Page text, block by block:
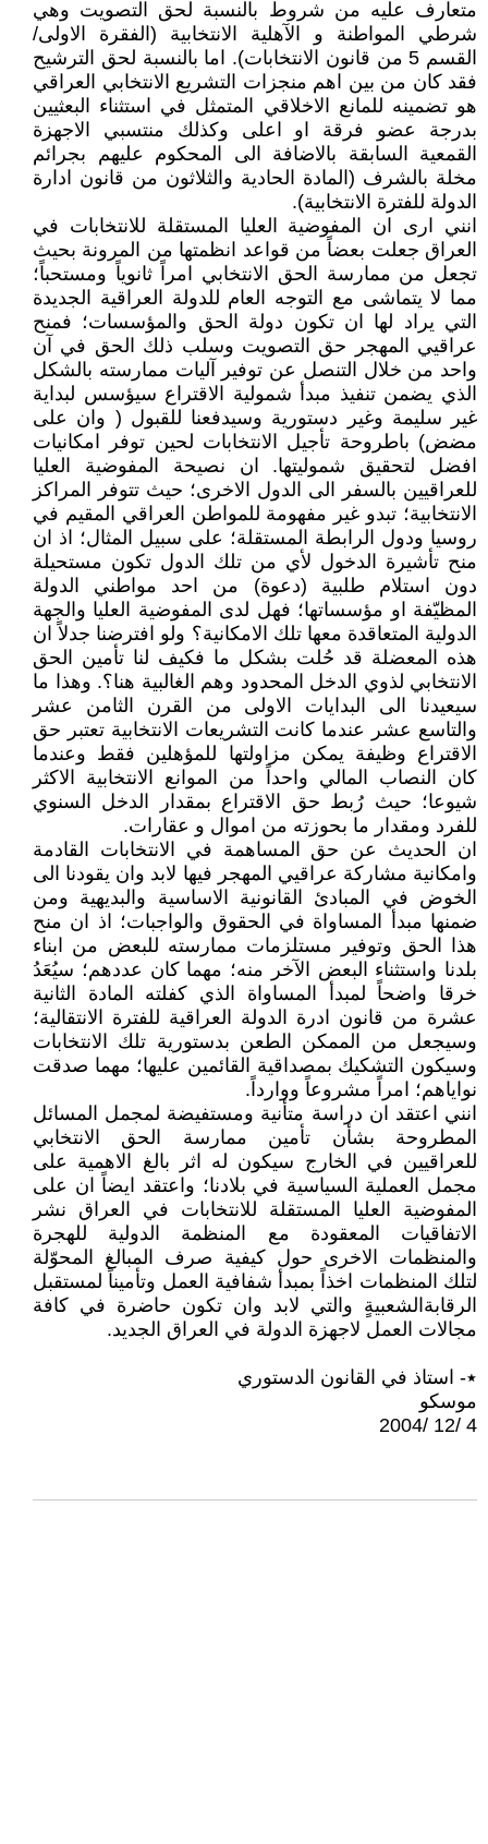
متعارف عليه من شروط بالنسبة لحق التصويت وهي
شرطي المواطنة و الآهلية الانتخابية (الفقرة الاولى/
القسم 5 من قانون الانتخابات). اما بالنسبة لحق الترشيح
فقد كان من بين اهم منجزات التشريع الانتخابي العراقي
هو تضمينه للمانع الاخلاقي المتمثل في استثناء البعثيين
بدرجة عضو فرقة او اعلى وكذلك منتسبي الاجهزة
القمعية السابقة بالاضافة الى المحكوم عليهم بجرائم
مخلة بالشرف (المادة الحادية والثلاثون من قانون ادارة
الدولة للفترة الانتخابية).
انني ارى ان المفوضية العليا المستقلة للانتخابات في
العراق جعلت بعضاً من قواعد انظمتها من المرونة بحيث
تجعل من ممارسة الحق الانتخابي امراً ثانوياً ومستحباً؛
مما لا يتماشى مع التوجه العام للدولة العراقية الجديدة
التي يراد لها ان تكون دولة الحق والمؤسسات؛ فمنح
عراقيي المهجر حق التصويت وسلب ذلك الحق في آن
واحد من خلال التنصل عن توفير آليات ممارسته بالشكل
الذي يضمن تنفيذ مبدأ شمولية الاقتراع سيؤسس لبداية
غير سليمة وغير دستورية وسيدفعنا للقبول ( وان على
مضض) باطروحة تأجيل الانتخابات لحين توفر امكانيات
افضل لتحقيق شموليتها. ان نصيحة المفوضية العليا
للعراقيين بالسفر الى الدول الاخرى؛ حيث تتوفر المراكز
الانتخابية؛ تبدو غير مفهومة للمواطن العراقي المقيم في
روسيا ودول الرابطة المستقلة؛ على سبيل المثال؛ اذ ان
منح تأشيرة الدخول لأي من تلك الدول تكون مستحيلة
دون استلام طلبية (دعوة) من احد مواطني الدولة
المظيّفة او مؤسساتها؛ فهل لدى المفوضية العليا والجهة
الدولية المتعاقدة معها تلك الامكانية؟ ولو افترضنا جدلاً ان
هذه المعضلة قد حُلت بشكل ما فكيف لنا تأمين الحق
الانتخابي لذوي الدخل المحدود وهم الغالبية هنا؟. وهذا ما
سيعيدنا الى البدايات الاولى من القرن الثامن عشر
والتاسع عشر عندما كانت التشريعات الانتخابية تعتبر حق
الاقتراع وظيفة يمكن مزاولتها للمؤهلين فقط وعندما
كان النصاب المالي واحداً من الموانع الانتخابية الاكثر
شيوعا؛ حيث رُبط حق الاقتراع بمقدار الدخل السنوي
للفرد ومقدار ما بحوزته من اموال و عقارات.
ان الحديث عن حق المساهمة في الانتخابات القادمة
وامكانية مشاركة عراقيي المهجر فيها لابد وان يقودنا الى
الخوض في المبادئ القانونية الاساسية والبديهية ومن
ضمنها مبدأ المساواة في الحقوق والواجبات؛ اذ ان منح
هذا الحق وتوفير مستلزمات ممارسته للبعض من ابناء
بلدنا واستثناء البعض الآخر منه؛ مهما كان عددهم؛ سيُعَدُ
خرقا واضحاً لمبدأ المساواة الذي كفلته المادة الثانية
عشرة من قانون ادرة الدولة العراقية للفترة الانتقالية؛
وسيجعل من الممكن الطعن بدستورية تلك الانتخابات
وسيكون التشكيك بمصداقية القائمين عليها؛ مهما صدقت
نواياهم؛ امراً مشروعاً ووارداً.
انني اعتقد ان دراسة متأنية ومستفيضة لمجمل المسائل
المطروحة بشأن تأمين ممارسة الحق الانتخابي
للعراقيين في الخارج سيكون له اثر بالغ الاهمية على
مجمل العملية السياسية في بلادنا؛ واعتقد ايضاً ان على
المفوضية العليا المستقلة للانتخابات في العراق نشر
الاتفاقيات المعقودة مع المنظمة الدولية للهجرة
والمنظمات الاخرى حول كيفية صرف المبالغ المحوّلة
لتلك المنظمات اخذاً بمبدأ شفافية العمل وتأميناً لمستقبل
الرقابةالشعبيةٍ والتي لابد وان تكون حاضرة في كافة
مجالات العمل لاجهزة الدولة في العراق الجديد.
٭- استاذ في القانون الدستوري
موسكو
4 /12 /2004